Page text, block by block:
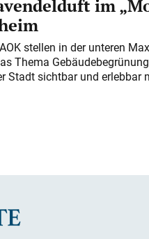
im
stellen in der unteren
Thema
Stadt sichtbar und erlebbar